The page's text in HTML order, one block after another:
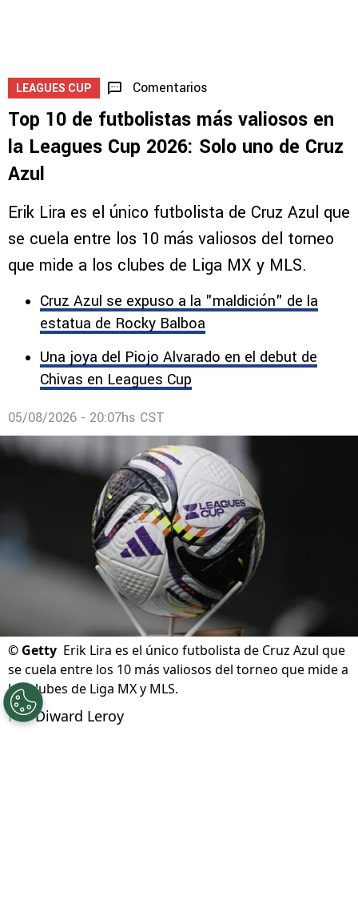
LEAGUES CUP Comentarios
Top 10 de futbolistas más valiosos en
la Leagues Cup 2026: Solo uno de Cruz
Azul
Erik Lira es el único futbolista de Cruz Azul que
se cuela entre los 10 más valiosos del torneo
que mide a los clubes de Liga MX y MLS.
Cruz Azul se expuso a la "maldición" de la
estatua de Rocky Balboa
Una joya del Piojo Alvarado en el debut de
Chivas en Leagues Cup
05/08/2026 - 20:07hs CST
© Getty Erik Lira es el único futbolista de Cruz Azul que
se cuela entre los 10 más valiosos del torneo que mide a
los clubes de Liga MX y MLS.
Por Diward Leroy